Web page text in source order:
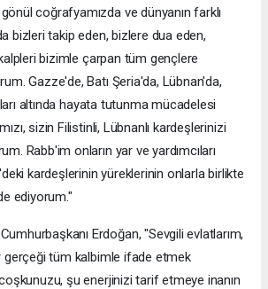
coğrafyamızda ve dünyanın farklı
bizleri takip eden, bizlere dua eden,
bizimle çarpan tüm gençlere
Gazze'de, Batı Şeria'da, Lübnan'da,
altında hayata tutunma mücadelesi
sizin Filistinli, Lübnanlı kardeşlerinizi
Rabb'im onların yar ve yardımcıları
kardeşlerinin yüreklerinin onlarla birlikte
ediyorum."
Erdoğan, "Sevgili evlatlarım,
gerçeği tüm kalbimle ifade etmek
şu enerjinizi tarif etmeye inanın